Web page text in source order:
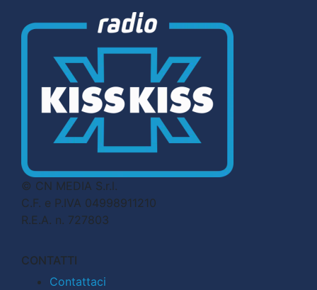
© CN MEDIA S.r.l.
C.F. e P.IVA 04998911210
R.E.A. n. 727803
CONTATTI
Contattaci